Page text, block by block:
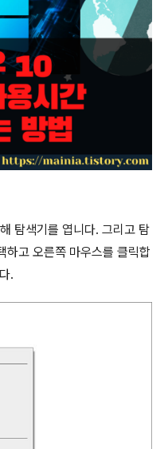
탐색기를 엽니다. 그리고 탐
하고 오른쪽 마우스를 클릭합
.